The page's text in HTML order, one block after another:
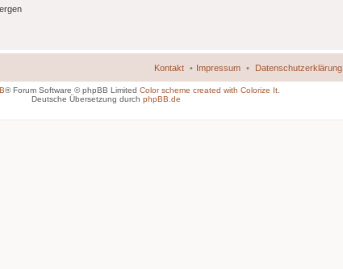
Datenschutzerklärung
Impressum
Kontakt
® Forum Software © phpBB Limited Color scheme created with Colorize It.
Deutsche Übersetzung durch phpBB.de